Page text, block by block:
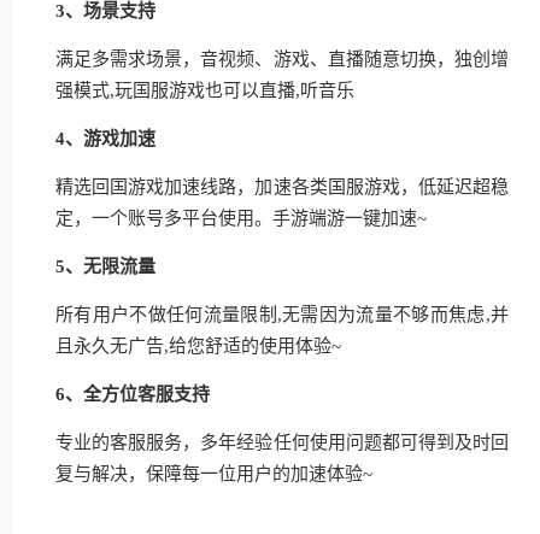
3、场景支持
满足多需求场景，音视频、游戏、直播随意切换，独创增
强模式,玩国服游戏也可以直播,听音乐
4、游戏加速
精选回国游戏加速线路，加速各类国服游戏，低延迟超稳
定，一个账号多平台使用。手游端游一键加速~
5、无限流量
所有用户不做任何流量限制,无需因为流量不够而焦虑,并
且永久无广告,给您舒适的使用体验~
6、全方位客服支持
专业的客服服务，多年经验任何使用问题都可得到及时回
复与解决，保障每一位用户的加速体验~